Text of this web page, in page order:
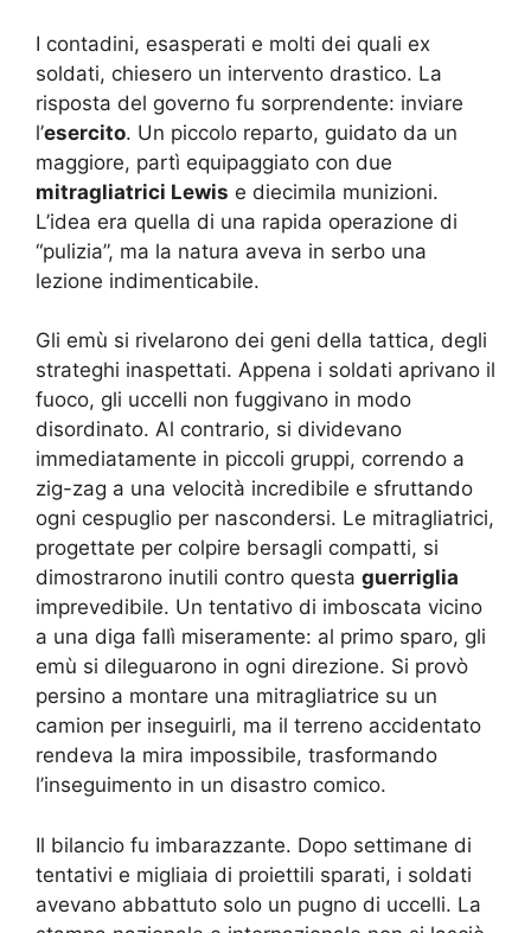
I contadini, esasperati e molti dei quali ex
soldati, chiesero un intervento drastico. La
risposta del governo fu sorprendente: inviare
l’esercito. Un piccolo reparto, guidato da un
maggiore, partì equipaggiato con due
mitragliatrici Lewis e diecimila munizioni.
L’idea era quella di una rapida operazione di
“pulizia”, ma la natura aveva in serbo una
lezione indimenticabile.
Gli emù si rivelarono dei geni della tattica, degli
strateghi inaspettati. Appena i soldati aprivano il
fuoco, gli uccelli non fuggivano in modo
disordinato. Al contrario, si dividevano
immediatamente in piccoli gruppi, correndo a
zig-zag a una velocità incredibile e sfruttando
ogni cespuglio per nascondersi. Le mitragliatrici,
progettate per colpire bersagli compatti, si
dimostrarono inutili contro questa guerriglia
imprevedibile. Un tentativo di imboscata vicino
a una diga fallì miseramente: al primo sparo, gli
emù si dileguarono in ogni direzione. Si provò
persino a montare una mitragliatrice su un
camion per inseguirli, ma il terreno accidentato
rendeva la mira impossibile, trasformando
l’inseguimento in un disastro comico.
Il bilancio fu imbarazzante. Dopo settimane di
tentativi e migliaia di proiettili sparati, i soldati
avevano abbattuto solo un pugno di uccelli. La